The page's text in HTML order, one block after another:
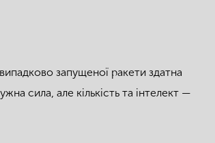
запущеної ракети здатна
сила, але кількість та інтелект —